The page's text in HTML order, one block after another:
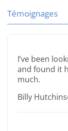
Témoignages
I’ve been
and found it
much.
Billy